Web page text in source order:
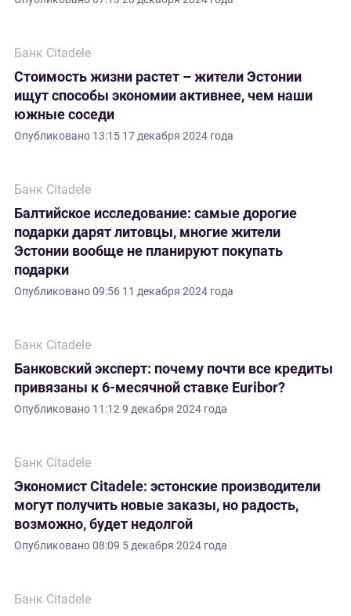
Банк Citadele
Стоимость жизни растет – жители Эстонии
ищут способы экономии активнее, чем наши
южные соседи
Опубликовано 13:15 17 декабря 2024 года
Банк Citadele
Балтийское исследование: самые дорогие
подарки дарят литовцы, многие жители
Эстонии вообще не планируют покупать
подарки
Опубликовано09:56 11 декабря 2024 года
Банк Citadele
Банковский эксперт: почему почти все кредиты
привязаны к 6-месячной ставке Euribor?
Опубликовано 11:12 9 декабря 2024 года
Банк Citadele
Экономист Citadele: эстонские производители
могут получить новые заказы, но радость,
возможно, будет недолгой
Опубликовано08:09 5 декабря 2024 года
Банк Citadele